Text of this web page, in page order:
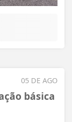
05 DE AGO
básica